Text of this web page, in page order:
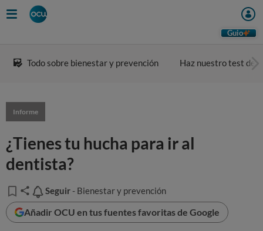
Guio
Todo sobre bienestar y prevención Haz nuestro test de
Informe
¿Tienes tu hucha para ir al
dentista?
Seguir
Seguir - Bienestar y prevención
Añadir OCU en tus fuentes favoritas de Google